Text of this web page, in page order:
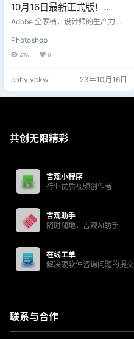
10月16日最新正式版！
Adobe2024全家桶直装版最
尾附百度盘下载地址
Adobe 全家桶，设计师的生产力工
可少的软件。 10月16日最新正式
版！Adobe 2024 全家桶PS、Ai、A
Photoshop
476 0
chhyjyckw 23年10月16日
共创无限精彩
吉观小程序
行业优质视频创作者
吉观助手
随时随地，吉观AI助手
在线工单
解决硬软件咨询问题的提交
联系与合作